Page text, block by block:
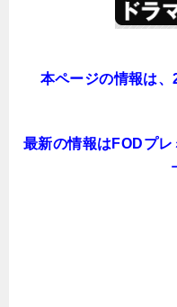
本ページの情報は、
最新の情報はFODプ